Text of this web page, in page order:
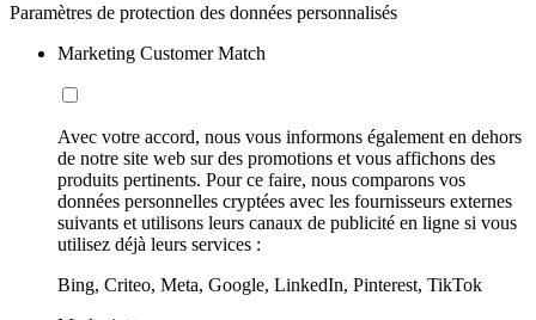
Paramètres de protection des données personnalisés
Marketing Customer Match
Avec votre accord, nous vous informons également en dehors
de notre site web sur des promotions et vous affichons des
produits pertinents. Pour ce faire, nous comparons vos
données personnelles cryptées avec les fournisseurs externes
suivants et utilisons leurs canaux de publicité en ligne si vous
utilisez déjà leurs services :
Bing, Criteo, Meta, Google, LinkedIn, Pinterest, TikTok